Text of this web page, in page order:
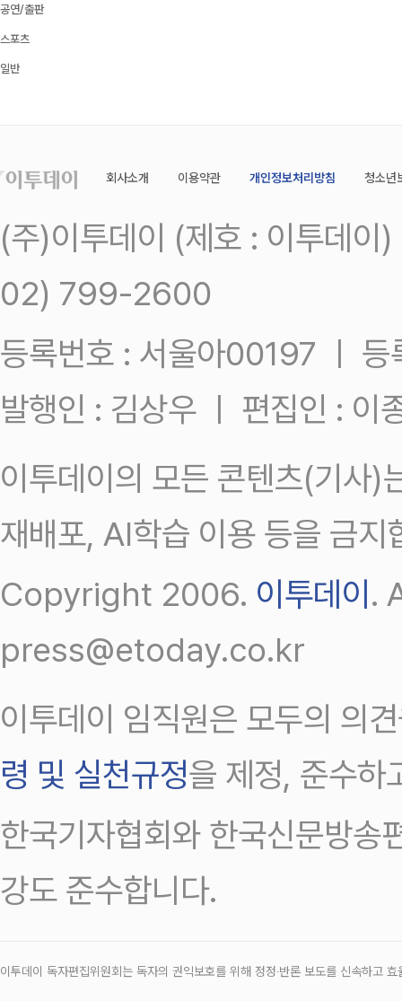
공연/출판
스포츠
일반
회사소개 이용약관 개인정보처리방침 청소년
(주)이투데이 (제호 : 이투데
02) 799-2600
등록번호 : 서울아00197 ㅣ
발행인 : 김상우 ㅣ 편집인 : 이
이투데이의 모든 콘텐츠(기사)
재배포, AI학습 이용 등을 금지
Copyright 2006. 이투데이 .
press@etoday.co.kr
이투데이 임직원은 모두의 의
령 및 실천규정을 제정, 준수하
한국기자협회와 한국신문방송
강도 준수합니다.
이투데이 독자편집위원회는 독자의 권익보호를 위해 정정‧반론 보도를 신속하고